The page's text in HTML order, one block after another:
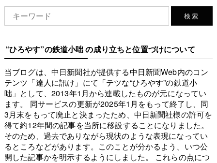
“ひろやす”の鉄道小咄 の成り立ちと位置づけについて
当ブログは、中日新聞社が提供する中日新聞Web内のコン
テンツ「達人に訊け」にて「テツな“ひろやす”の鉄道小
咄」として、2013年1月から連載したものが元になってい
ます。 同サービスの更新が2025年1月をもって終了し、同
3月末をもって廃止と決まったため、中日新聞社様の許可を
得て約12年間の記事を当所に移設することになりました。
そのため、過去でありながら現状のような表現になってい
るところなどがあります。このことが分かるよう、いつ公
開した記事かを明示するようにしました。 これらの点につ